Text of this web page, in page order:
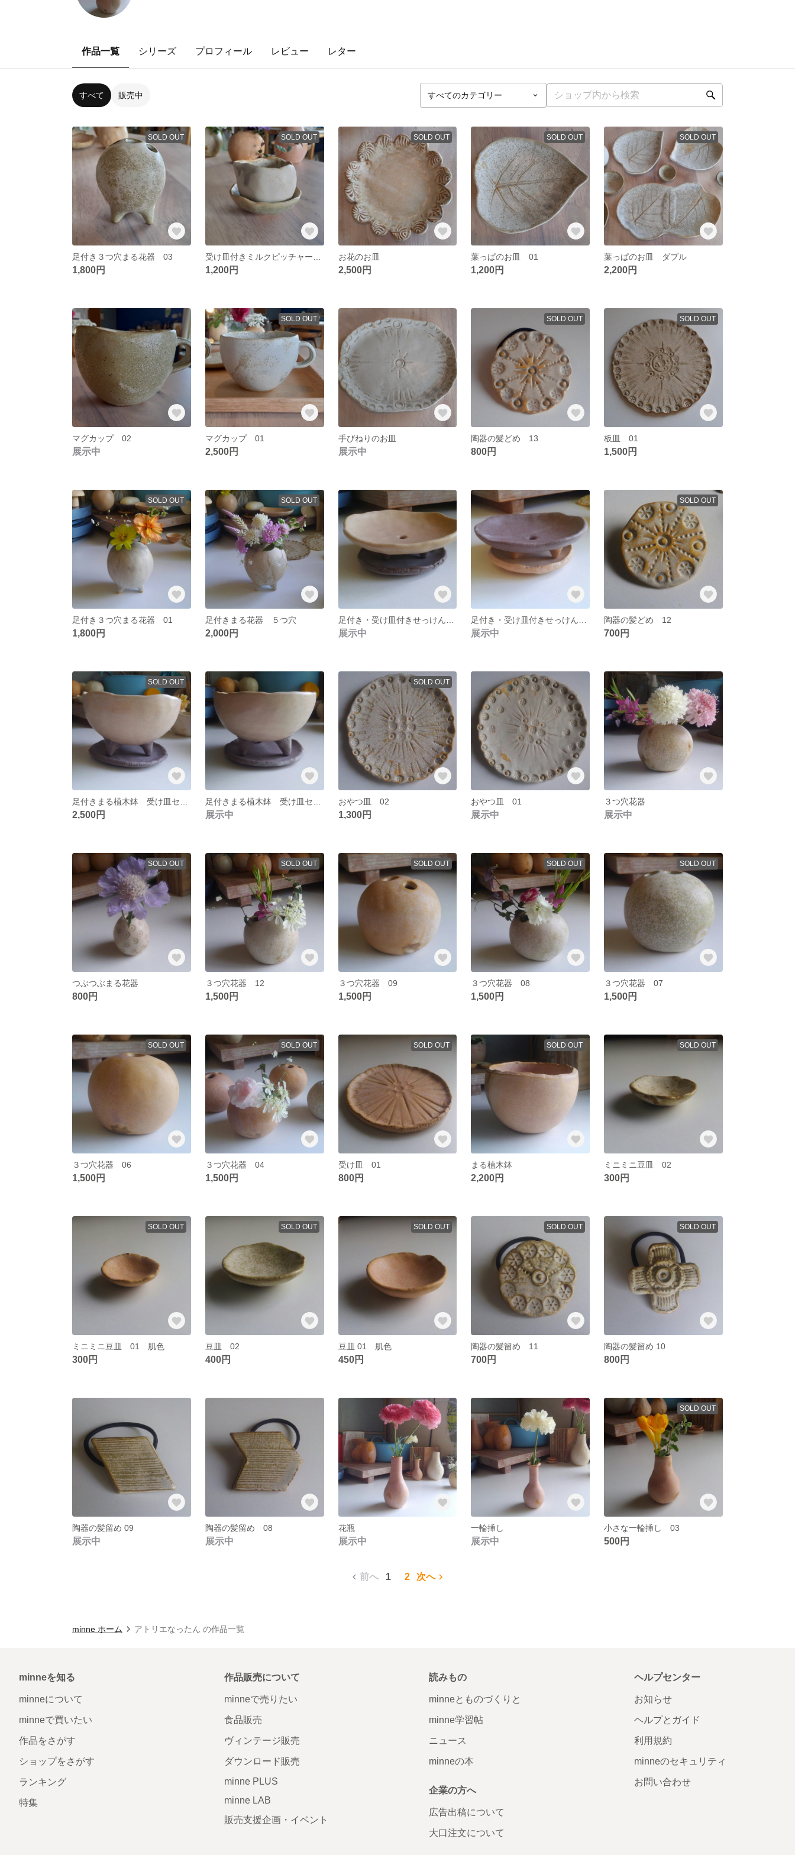
作品一覧 シリーズ プロフィール レビュー レター
すべて 販売中
SOLD OUT
足付き３つ穴まる花器 03
1,800円
SOLD OUT
1,200円
SOLD OUT
お花のお皿
2,500円
SOLD OUT
葉っぱのお皿 01
1,200円
SOLD OUT
葉っぱのお皿 ダブル
2,200円
マグカップ 02
展示中
SOLD OUT
マグカップ 01
2,500円
手びねりのお皿
展示中
SOLD OUT
陶器の髪どめ 13
800円
SOLD OUT
板皿 01
1,500円
SOLD OUT
足付き３つ穴まる花器 01
1,800円
SOLD OUT
足付きまる花器 ５つ穴
2,000円 展示中 展示中
SOLD OUT
陶器の髪どめ 12
700円
SOLD OUT
2,500円 展示中
SOLD OUT
おやつ皿 02
1,300円
おやつ皿 01
展示中
３つ穴花器
展示中
SOLD OUT
つぶつぶまる花器
800円
SOLD OUT
３つ穴花器 12
1,500円
SOLD OUT
３つ穴花器 09
1,500円
SOLD OUT
３つ穴花器 08
1,500円
SOLD OUT
３つ穴花器 07
1,500円
SOLD OUT
３つ穴花器 06
1,500円
SOLD OUT
３つ穴花器 04
1,500円
SOLD OUT
受け皿 01
800円
SOLD OUT
まる植木鉢
2,200円
SOLD OUT
ミニミニ豆皿 02
300円
SOLD OUT
ミニミニ豆皿 01 肌色
300円
SOLD OUT
豆皿 02
400円
SOLD OUT
豆皿 01 肌色
450円
SOLD OUT
陶器の髪留め 11
700円
SOLD OUT
陶器の髪留め 10
800円
陶器の髪留め 09
展示中
陶器の髪留め 08
展示中
花瓶
展示中
一輪挿し
展示中
SOLD OUT
小さな一輪挿し 03
500円
前へ 1 2 次へ
minne ホーム アトリエなったん の作品一覧
minneを知る
minneについて
minneで買いたい
作品をさがす
ショップをさがす
ランキング
特集
作品販売について
minneで売りたい
食品販売
ヴィンテージ販売
ダウンロード販売
minne PLUS
minne LAB
販売支援企画・イベント
読みもの
minneとものづくりと
minne学習帖
ニュース
minneの本
企業の方へ
広告出稿について
大口注文について
ヘルプセンター
お知らせ
ヘルプとガイド
利用規約
minneのセキュリティ
お問い合わせ